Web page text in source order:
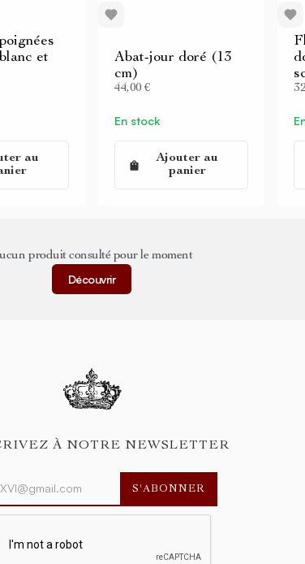
et
au
Abat-jour doré (13
cm)
44,00 €
En stock
Ajouter au
panier
produit consulté pour le moment
Découvrir
À NOTRE NEWSLETTER